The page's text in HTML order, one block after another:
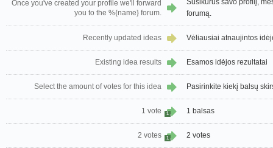
Once you've created your profile we'll forward
you to the %{name} forum.
Susikūrus savo profilį,
forumą.
Recently updated ideas Vėliausiai atnaujintos
Existing idea results Esamos idėjos rezultatai
Select the amount of votes for this idea Pasirinkite kiekį balsų
1 vote 1 1 balsas
2 votes 1 2 votes